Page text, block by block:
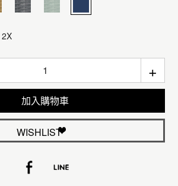
2X
+
加入購物車
WISHLIST